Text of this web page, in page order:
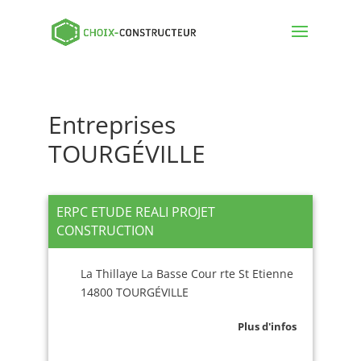
Entreprises
TOURGÉVILLE
ERPC ETUDE REALI PROJET
CONSTRUCTION
La Thillaye La Basse Cour rte St Etienne
14800 TOURGÉVILLE
Plus d'infos